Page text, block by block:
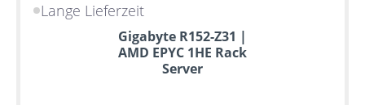
Lange Lieferzeit
Gigabyte R152-Z31 |
AMD EPYC 1HE Rack
Server